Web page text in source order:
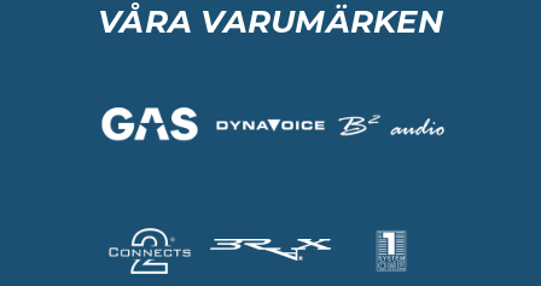
VÅRA VARUMÄRKEN